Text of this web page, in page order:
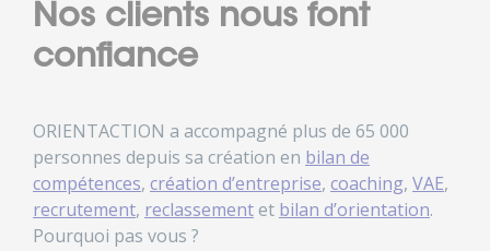
Nos clients nous font
confiance
ORIENTACTION a accompagné plus de 65 000
personnes depuis sa création en bilan de
compétences, création d’entreprise, coaching, VAE,
recrutement, reclassementet bilan d’orientation.
Pourquoi pas vous ?